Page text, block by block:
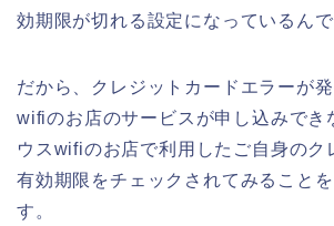
効期限が切れる設定になっているん
だから、クレジットカードエラーが
wifiのお店のサービスが申し込みでき
ウスwifiのお店で利用したご自身のク
有効期限をチェックされてみること
す。